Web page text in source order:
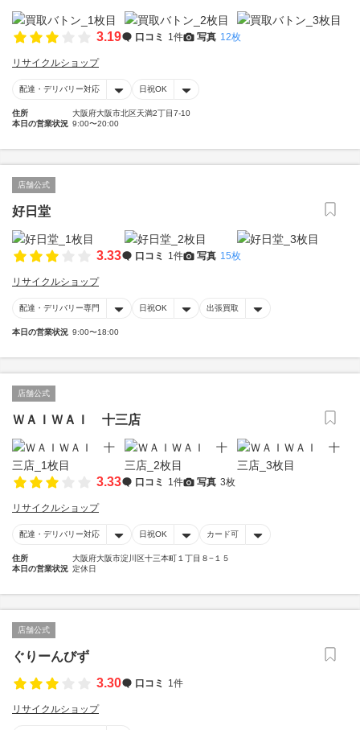
3.19 口コミ 1件 写真 12枚
リサイクルショップ
配達・デリバリー対応 日祝OK
住所
大阪府大阪市北区天満2丁目7-10
本日の営業状況 9:00〜20:00
店舗公式
好日堂
3.33 口コミ 1件 写真 15枚
リサイクルショップ
配達・デリバリー専門 日祝OK 出張買取
本日の営業状況 9:00〜18:00
店舗公式
ＷＡＩＷＡＩ 十三店
3.33 口コミ 1件 写真 3枚
リサイクルショップ
配達・デリバリー対応 日祝OK カード可
住所
大阪府大阪市淀川区十三本町１丁目８−１５
本日の営業状況 定休日
店舗公式
ぐりーんびず
3.30
口コミ 1件
リサイクルショップ